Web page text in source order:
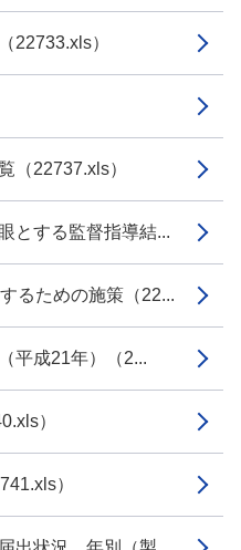
22733.xls）
（22737.xls）
とする監督指導結...
るための施策（22...
平成21年）（2...
）
）